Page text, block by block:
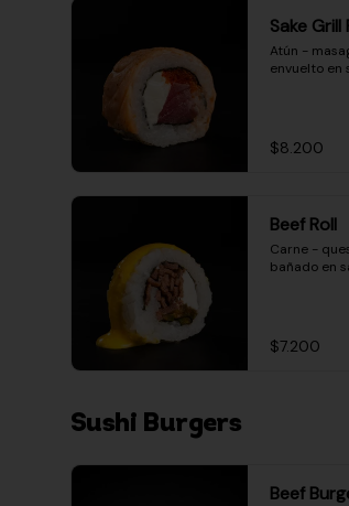
Sake Grill
Atún -
envuelto en
$8.200
Beef Roll
Carne -
bañado en
$7.200
Sushi Burgers
Beef